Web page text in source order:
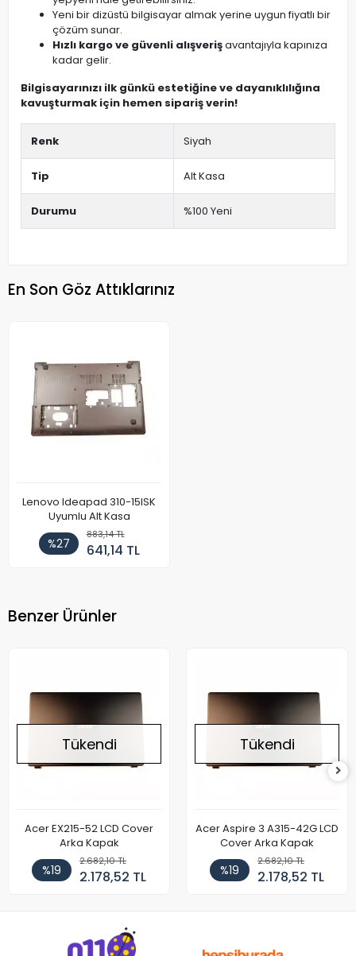
Yeni bir dizüstü bilgisayar almak yerine uygun fiyatlı bir
çözüm sunar.
Hızlı kargo ve güvenli alışverişavantajıyla kapınıza
kadar gelir.
Bilgisayarınızı ilk günkü estetiğine ve dayanıklılığına
kavuşturmak için hemen sipariş verin!
Renk Siyah
Tip Alt Kasa
Durumu %100 Yeni
En Son Göz Attıklarınız
Lenovo Ideapad 310-15ISK
Uyumlu Alt Kasa
%27
883,14 TL
641,14 TL
Benzer Ürünler
Tükendi
Acer EX215-52 LCD Cover
Arka Kapak
%19
2.682,10 TL
2.178,52 TL
Tükendi
Acer Aspire 3 A315-42G LCD
Cover Arka Kapak
%19
2.682,10 TL
2.178,52 TL